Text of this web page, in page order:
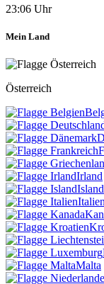
23:06 Uhr
Mein Land
Österreich
Irland
Island
Italien
Malta